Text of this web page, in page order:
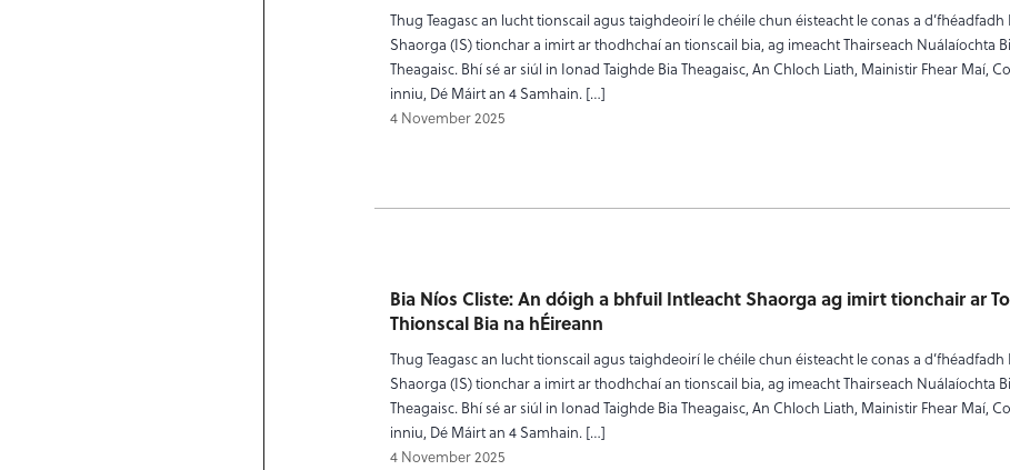
Thug Teagasc an lucht tionscail agus taighdeoirí le chéile chun éisteacht le conas a
Shaorga (IS) tionchar a imirt ar thodhchaí an tionscail bia, ag imeacht Thairseach Nuálaíochta
Theagaisc. Bhí sé ar siúl in Ionad Taighde Bia Theagaisc, An Chloch Liath, Mainistir Fhear Maí,
inniu, Dé Máirt an 4 Samhain. […]
4 November 2025
Bia Níos Cliste: An dóigh a bhfuil Intleacht Shaorga ag imirt tionchair ar
Thionscal Bia na hÉireann
Thug Teagasc an lucht tionscail agus taighdeoirí le chéile chun éisteacht le conas a
Shaorga (IS) tionchar a imirt ar thodhchaí an tionscail bia, ag imeacht Thairseach Nuálaíochta
Theagaisc. Bhí sé ar siúl in Ionad Taighde Bia Theagaisc, An Chloch Liath, Mainistir Fhear Maí,
inniu, Dé Máirt an 4 Samhain. […]
4 November 2025